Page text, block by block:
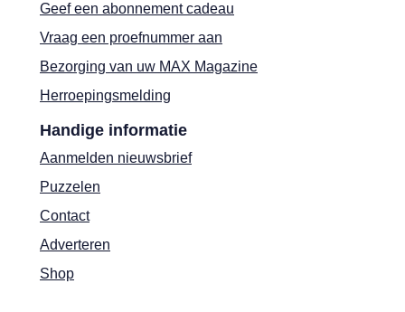
Geef een abonnement cadeau
Vraag een proefnummer aan
Bezorging van uw MAX Magazine
Herroepingsmelding
Handige informatie
Aanmelden nieuwsbrief
Puzzelen
Contact
Adverteren
Shop